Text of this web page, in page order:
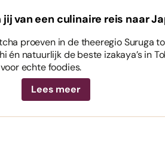
jij van een culinaire reis naar
proeven in de theeregio Suruga
én natuurlijk de beste izakaya’s in
echte foodies.
Lees meer